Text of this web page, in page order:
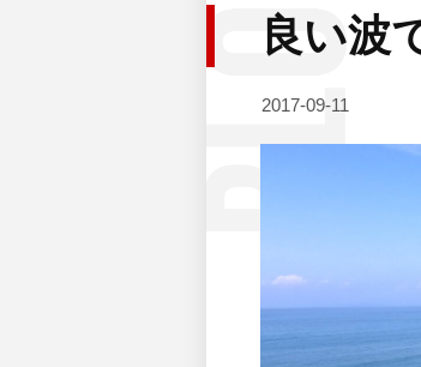
良い波
2017-09-11